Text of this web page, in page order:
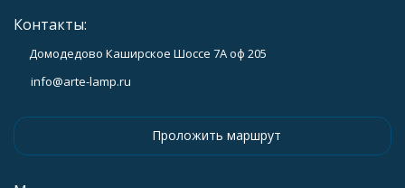
Контакты:
Домодедово Каширское Шоссе 7А оф 205
info@arte-lamp.ru
Проложить маршрут